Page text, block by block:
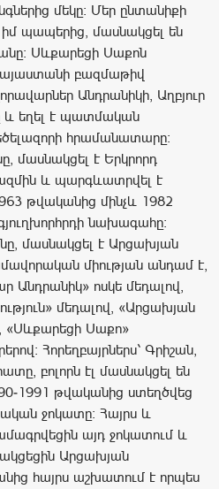
մեկը: Մեր ընտանիքի
պապերից, մասնակցել են
Սևքարեցի Սաքոն
բազմաթիվ
Անդրանիկի, Աղբյուր
և եղել է պատմական
հրամանատարը:
մասնակցել է Երկրորդ
և պարգևատրվել է
թվականից մինչև 1982
նախագահը:
մասնակցել է Արցախյան
միության անդամ է,
ոսկե մեդալով,
մեդալով, «Արցախյան
«Սևքարեցի Սաքո»
Հորեղբայրներս՝ Գրիշան,
բոլորն էլ մասնակցել են
1991 թվականից ստեղծվեց
ջոկատը: Հայրս և
այդ ջոկատում և
Արցախյան
հայրս աշխատում է որպես